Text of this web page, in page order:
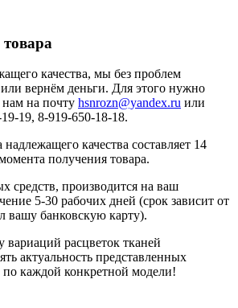
качества, мы без проблем
вернём деньги. Для этого нужно
нам на почту hsnrozn@yandex.ru или
19, 8-919-650-18-18.
надлежащего качества составляет 14
получения товара.
средств, производится на ваш
5-30 рабочих дней (срок зависит от
вашу банковскую карту).
вариаций расцветок тканей
актуальность представленных
по каждой конкретной модели!